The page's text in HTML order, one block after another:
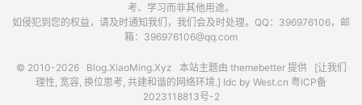
考、学习而非其他用途。
如侵犯到您的权益，请及时通知我们，我们会及时处理。QQ：396976106，邮
箱：396976106@qq.com
© 2010-2026 Blog.XiaoMing.Xyz 本站主题由 themebetter提供 [让我们
理性, 宽容, 换位思考, 共建和谐的网络环境.] Idc by West.cn 粤ICP备
2023118813号-2